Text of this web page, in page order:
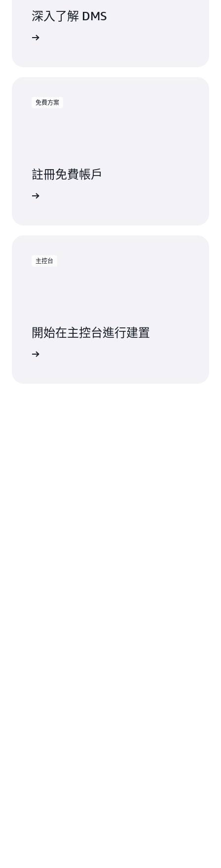
深入了解 DMS
免費方案
註冊免費帳戶
主控台
開始在主控台進行建置